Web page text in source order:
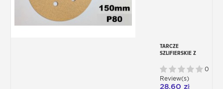
TARCZE
SZLIFIERSKIE Z
DO SZLIFIERKI –
ZESTAW 10 LUB 50
SZTUK
0
Review(s)
28,60 zł